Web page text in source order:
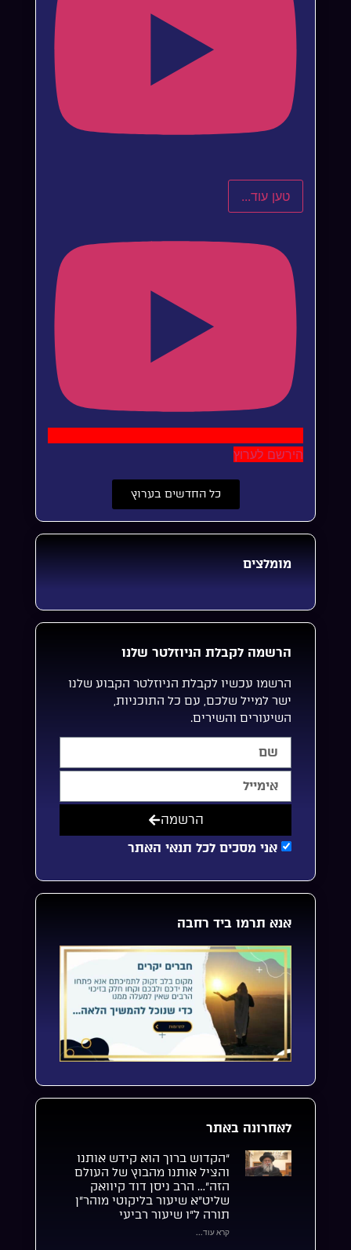
טען עוד...
הירשם לערוץ
כל החדשים בערוץ
מומלצים
הרשמה לקבלת הניוזלטר שלנו
הרשמו עכשיו לקבלת הניוזלטר הקבוע שלנו
ישר למייל שלכם, עם כל התוכניות,
השיעורים והשירים.
אני מסכים לכל תנאי האתר
הרשמה
אנא תרמו ביד רחבה
לאחרונה באתר
“הקדוש ברוך הוא קידש אותנו
והציל אותנו מהבוץ של העולם
הזה”… הרב ניסן דוד קיוואק
שליט”א שיעור בליקוטי מוהר”ן
תורה ל”ו שיעור רביעי
קרא עוד...